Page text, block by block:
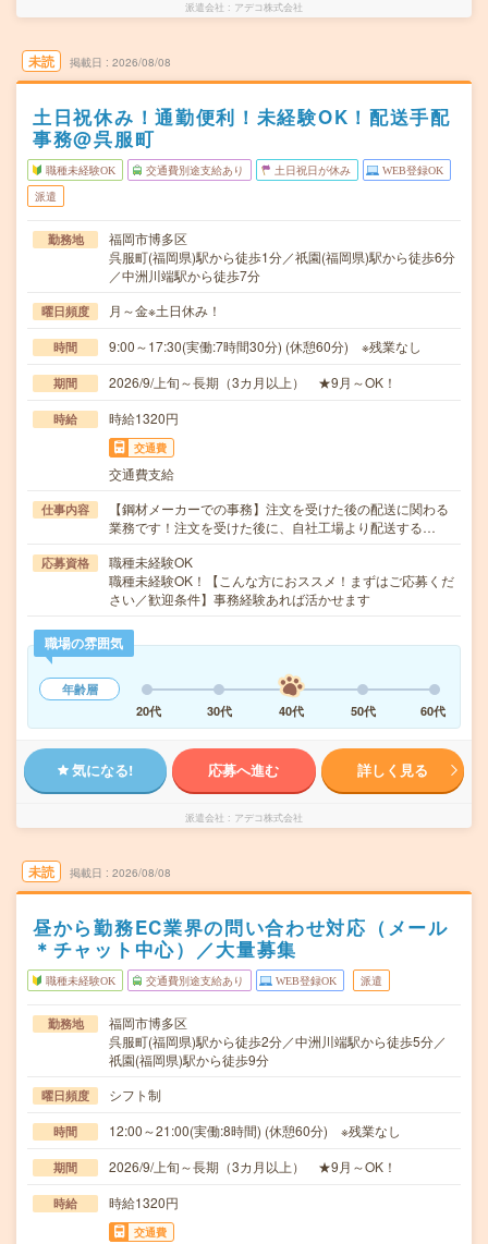
派遣会社 アデコ株式会社
未読 掲載日 2026/08/08
土日祝休み！通勤便利！未経験OK！配送手配
事務@呉服町
職種未経験OK 交通費別途支給あり 土日祝日が休み WEB登録OK
派遣
勤務地
福岡市博多区
呉服町(福岡県)駅から徒歩1分／祇園(福岡県)駅から徒歩6分
／中洲川端駅から徒歩7分
曜日頻度 月～金※土日休み！
時間 9:00～17:30(実働:7時間30分) (休憩60分) ※残業なし
期間 2026/9/上旬～長期（3カ月以上） ★9月～OK！
時給 時給1320円
交通費
交通費支給
仕事内容
【鋼材メーカーでの事務】注文を受けた後の配送に関わる
業務です！注文を受けた後に、自社工場より配送する…
応募資格
職種未経験OK
職種未経験OK！【こんな方におススメ！まずはご応募くだ
さい／歓迎条件】事務経験あれば活かせます
職場の雰囲気
年齢層
20代
30代 40代 50代 60代
気になる! 応募へ進む 詳しく見る
派遣会社 アデコ株式会社
未読 掲載日 2026/08/08
昼から勤務EC業界の問い合わせ対応（メール
＊チャット中心）／大量募集
職種未経験OK 交通費別途支給あり WEB登録OK 派遣
勤務地
福岡市博多区
呉服町(福岡県)駅から徒歩2分／中洲川端駅から徒歩5分／
祇園(福岡県)駅から徒歩9分
曜日頻度 シフト制
時間 12:00～21:00(実働:8時間) (休憩60分) ※残業なし
期間 2026/9/上旬～長期（3カ月以上） ★9月～OK！
時給 時給1320円
交通費